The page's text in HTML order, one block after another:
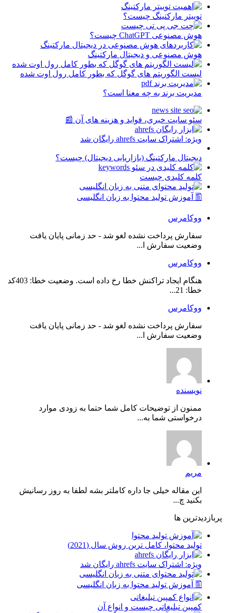
توییتر مارکتینگ چیست؟
هوش مصنوعی ChatGPT چیست؟
هوش مصنوعی و دیجیتال مارکتینگ
لیست الگوریتم های گوگل که بطور کامل رول اوت شده
مدیریت برند به چه معنا است؟
سئو سایت خبری، فواید و هزینه های آن 📰
ویژه: اشتراک سایت ahrefs رایگان شد
دیجیتال مارکتینگ (بازاریابی دیجیتال) چیست؟
کلمه کلیدی چیست
🖺 آموزش تولید محتوا به زبان انگلیسی
ووکامرس
سفارش پرداخت نشده لغو شد - حد زمانی پایان یافت
وضعیت سفارش ا...
ووکامرس
هنگام ایجاد تراکنش خطا رخ داده است. وضعیت خطا: 403کد
خطا: 21...
ووکامرس
سفارش پرداخت نشده لغو شد - حد زمانی پایان یافت
وضعیت سفارش ا...
نویسنده
ممنون از توضیحات کامل شما حتما به زودی موارد
درخواستی شما به...
مریم
این مقاله خیلی جا داره کاملتر بشه لطفا به روز رسانیش
بکنید چ...
پربازدیدترین ها
توليد محتوا، کامل ترین روش سال (2021)
ویژه: اشتراک سایت ahrefs رایگان شد
🖺 آموزش تولید محتوا به زبان انگلیسی
کمپین تبلیغاتی چیست و انواع آن